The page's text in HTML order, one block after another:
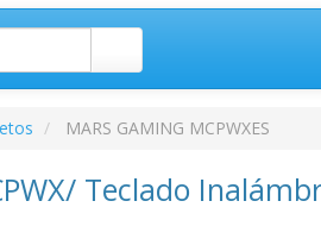
MARS GAMING MCPWXES
Teclado